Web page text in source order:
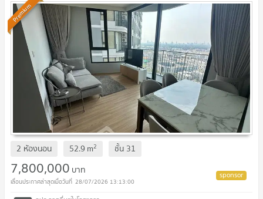
Premium
2 ห้องนอน 52.9 m2 ชั้น 31
7,800,000 บาท
28/07/2026 13:13:00